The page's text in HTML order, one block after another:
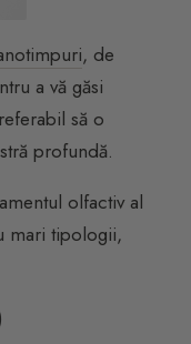
, de
a vă găsi
să o
profundă.
olfactiv al
mari tipologii,